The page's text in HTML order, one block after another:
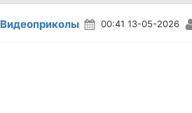
Видеоприколы 00:41 13-05-2026